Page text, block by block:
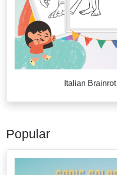
Italian
Popular